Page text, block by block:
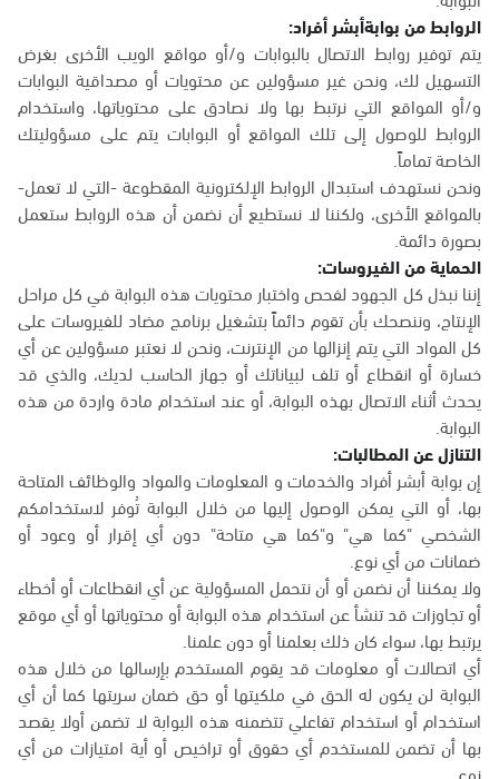
الروابط من بوابةأبشر أفراد:
يتم توفير روابط الاتصال بالبوابات و/أو مواقع الويب الأخرى بغرض
التسهيل لك، ونحن غير مسؤولين عن محتويات أو مصداقية البوابات
و/أو المواقع التي نرتبط بها ولا نصادق على محتوياتها، واستخدام
الروابط للوصول إلى تلك المواقع أو البوابات يتم على مسؤوليتك
الخاصة تماماً.
ونحن نستهدف استبدال الروابط الإلكترونية المقطوعة -التي لا تعمل-
بالمواقع الأخرى، ولكننا لا نستطيع أن نضمن أن هذه الروابط ستعمل
بصورة دائمة.
الحماية من الفيروسات:
إننا نبذل كل الجهود لفحص واختبار محتويات هذه البوابة في كل مراحل
الإنتاج، وننصحك بأن تقوم دائماً بتشغيل برنامج مضاد للفيروسات على
كل المواد التي يتم إنزالها من الإنترنت، ونحن لا نعتبر مسؤولين عن أي
خسارة أو انقطاع أو تلف لبياناتك أو جهاز الحاسب لديك، والذي قد
يحدث أثناء الاتصال بهذه البوابة، أو عند استخدام مادة واردة من هذه
البوابة.
التنازل عن المطالبات:
إن بوابة أبشر أفراد والخدمات و المعلومات والمواد والوظائف المتاحة
بها، أو التي يمكن الوصول إليها من خلال البوابة تُوفر لاستخدامكم
الشخصي "كما هي" و"كما هي متاحة" دون أي إقرار أو وعود أو
ضمانات من أي نوع.
ولا يمكننا أن نضمن أو أن نتحمل المسؤولية عن أي انقطاعات أو أخطاء
أو تجاوزات قد تنشأ عن استخدام هذه البوابة أو محتوياتها أو أي موقع
يرتبط بها، سواء كان ذلك بعلمنا أو دون علمنا.
أي اتصالات أو معلومات قد يقوم المستخدم بإرسالها من خلال هذه
البوابة لن يكون له الحق في ملكيتها أو حق ضمان سريتها كما أن أي
استخدام أو استخدام تفاعلي تتضمنه هذه البوابة لا تضمن أولا يقصد
بها أن تضمن للمستخدم أي حقوق أو تراخيص أو أية امتيازات من أي
نوع.